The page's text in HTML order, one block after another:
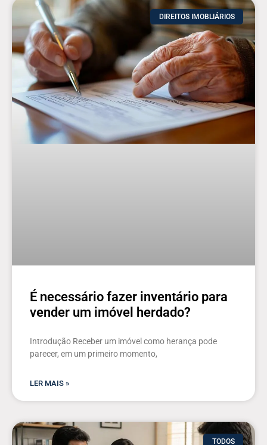
DIREITOS IMOBLIÁRIOS
É necessário fazer inventário para
vender um imóvel herdado?
Introdução Receber um imóvel como herança pode
parecer, em um primeiro momento,
LER MAIS »
TODOS